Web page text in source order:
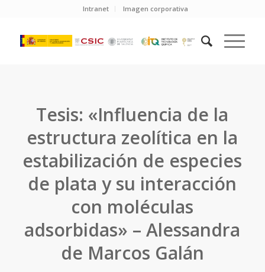
Intranet Imagen corporativa
Tesis: «Influencia de la
estructura zeolítica en la
estabilización de especies
de plata y su interacción
con moléculas
adsorbidas» – Alessandra
de Marcos Galán